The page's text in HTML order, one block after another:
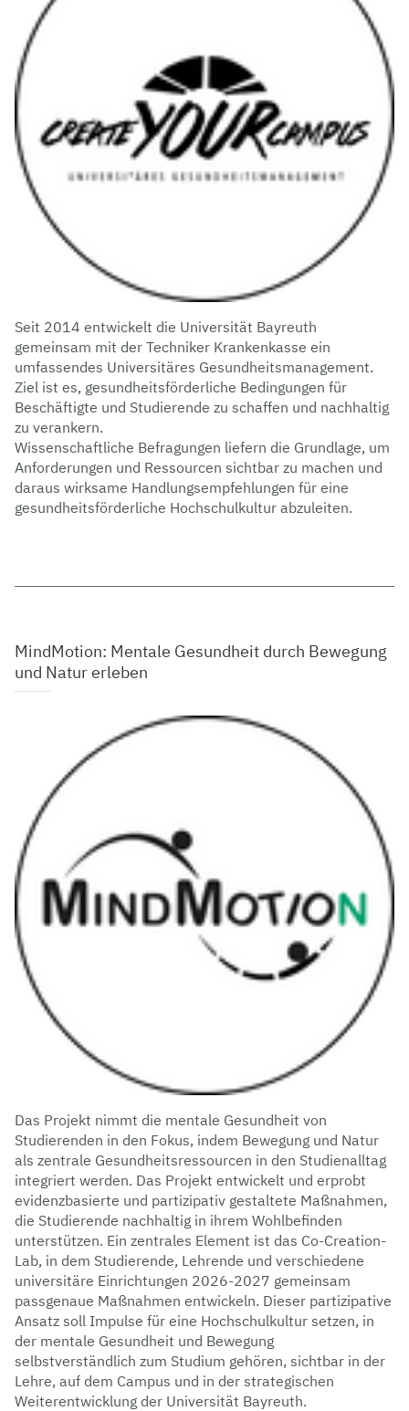
Seit 2014 entwickelt die Universität Bayreuth
gemeinsam mit der Techniker Krankenkasse ein
umfassendes Universitäres Gesundheitsmanagement.
Ziel ist es, gesundheitsförderliche Bedingungen für
Beschäftigte und Studierende zu schaffen und nachhaltig
zu verankern.
Wissenschaftliche Befragungen liefern die Grundlage, um
Anforderungen und Ressourcen sichtbar zu machen und
daraus wirksame Handlungsempfehlungen für eine
gesundheitsförderliche Hochschulkultur abzuleiten.
MindMotion: Mentale Gesundheit durch Bewegung
und Natur erleben
Das Projekt nimmt die mentale Gesundheit von
Studierenden in den Fokus, indem Bewegung und Natur
als zentrale Gesundheitsressourcen in den Studienalltag
integriert werden. Das Projekt entwickelt und erprobt
evidenzbasierte und partizipativ gestaltete Maßnahmen,
die Studierende nachhaltig in ihrem Wohlbefinden
unterstützen. Ein zentrales Element ist das Co-Creation-
Lab, in dem Studierende, Lehrende und verschiedene
universitäre Einrichtungen 2026-2027 gemeinsam
passgenaue Maßnahmen entwickeln. Dieser partizipative
Ansatz soll Impulse für eine Hochschulkultur setzen, in
der mentale Gesundheit und Bewegung
selbstverständlich zum Studium gehören, sichtbar in der
Lehre, auf dem Campus und in der strategischen
Weiterentwicklung der Universität Bayreuth.